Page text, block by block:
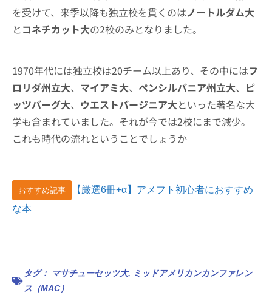
を受けて、来季以降も独立校を貫くのはノートルダム大
とコネチカット大の2校のみとなりました。
1970年代には独立校は20チーム以上あり、その中にはフ
ロリダ州立大、 マイアミ大、 ペンシルバニア州立大、 ピ
ッツバーグ大、 ウエストバージニア大といった著名な大
学も含まれていました。それが今では2校にまで減少。
これも時代の流れということでしょうか
おすすめ記事
【厳選6冊+α】アメフト初心者におすすめ
な本
タグ： マサチューセッツ大, ミッドアメリカンカンファレン
ス（MAC）